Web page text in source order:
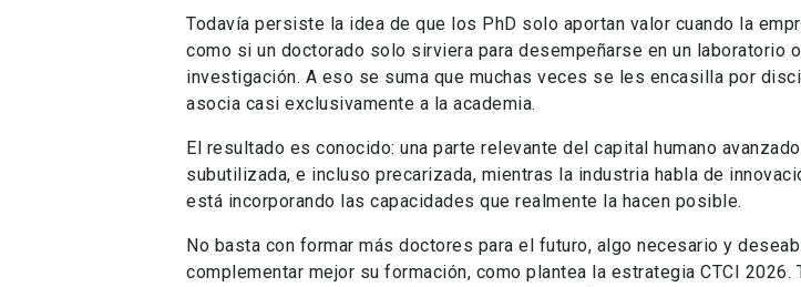
Todavía persiste la idea de que los PhD solo aportan valor cuando la
como si un doctorado solo sirviera para desempeñarse en un laboratorio
investigación. A eso se suma que muchas veces se les encasilla por
asocia casi exclusivamente a la academia.
El resultado es conocido: una parte relevante del capital humano
subutilizada, e incluso precarizada, mientras la industria habla de
está incorporando las capacidades que realmente la hacen posible.
No basta con formar más doctores para el futuro, algo necesario y
complementar mejor su formación, como plantea la estrategia CTCI 2026.